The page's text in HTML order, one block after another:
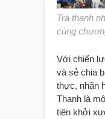
Trà thanh
cùng
Với chiến
và sẻ chia
thực, nhãn
Thanh là
tiên khởi